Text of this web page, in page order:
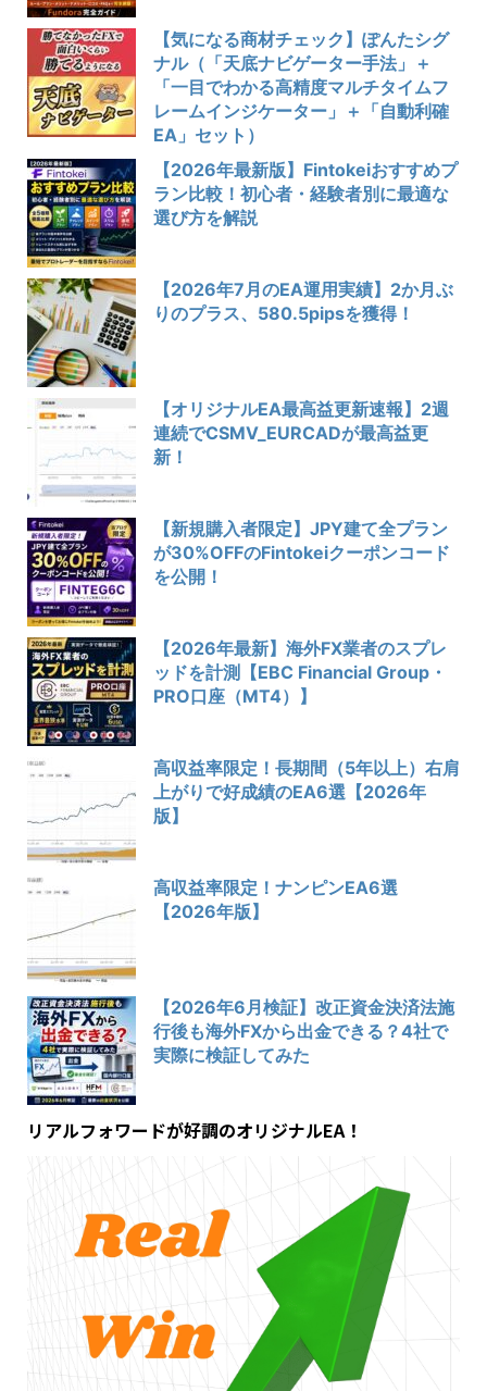
【気になる商材チェック】ぽんたシグ
ナル（「天底ナビゲーター手法」＋
「一目でわかる高精度マルチタイムフ
レームインジケーター」＋「自動利確
EA」セット）
【2026年最新版】Fintokeiおすすめプ
ラン比較！初心者・経験者別に最適な
選び方を解説
【2026年7月のEA運用実績】2か月ぶ
りのプラス、580.5pipsを獲得！
【オリジナルEA最高益更新速報】2週
連続でCSMV_EURCADが最高益更
新！
【新規購入者限定】JPY建て全プラン
が30%OFFのFintokeiクーポンコード
を公開！
【2026年最新】海外FX業者のスプレ
ッドを計測【EBC Financial Group・
PRO口座（MT4）】
高収益率限定！長期間（5年以上）右肩
上がりで好成績のEA6選【2026年
版】
高収益率限定！ナンピンEA6選
【2026年版】
【2026年6月検証】改正資金決済法施
行後も海外FXから出金できる？4社で
実際に検証してみた
リアルフォワードが好調のオリジナルEA！